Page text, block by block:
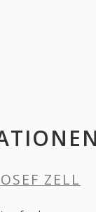
ZELL